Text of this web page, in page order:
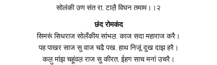
सोलंकी उण संत रा, टाल़ै विघन तमाम।।२
छंद रोमकंद
सिमरूं सिधराज सोलँकीय सांभल़, काज सदा महाराज करै।
पह पाखर साज सु वाज चढै पख, हाथ निजूं दुख दाझ हरै।
कल़ु मांझ चहूंवल़ राज सु कीरत, ईहग साच मनां उचरै।